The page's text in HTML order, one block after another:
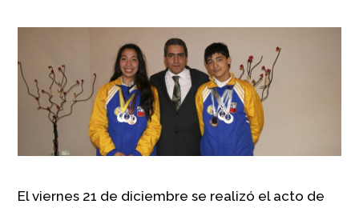
El viernes 21 de diciembre se realizó el acto de